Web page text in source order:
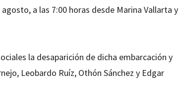
a las 7:00 horas desde Marina Vallarta y
la desaparición de dicha embarcación y
Leobardo Ruíz, Othón Sánchez y Edgar